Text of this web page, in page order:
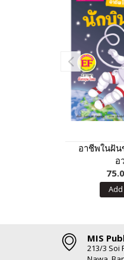
อาชีพในฝั
อ
MIS
213/3 Soi